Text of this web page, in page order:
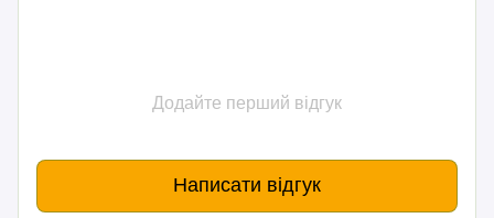
Додайте перший відгук
Написати відгук